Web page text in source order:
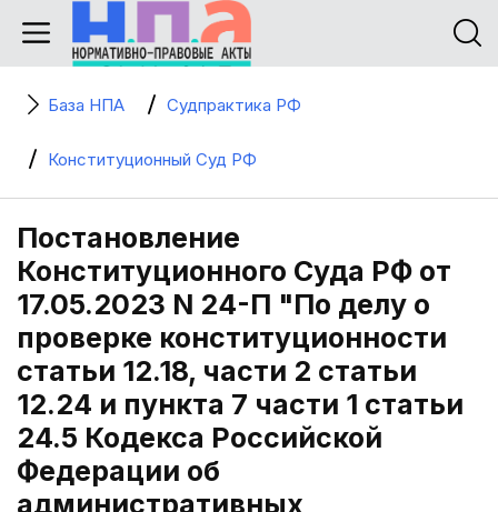
База НПА Судпрактика РФ
Конституционный Суд РФ
Постановление
Конституционного Суда РФ от
17.05.2023 N 24-П "По делу о
проверке конституционности
статьи 12.18, части 2 статьи
12.24 и пункта 7 части 1 статьи
24.5 Кодекса Российской
Федерации об
административных